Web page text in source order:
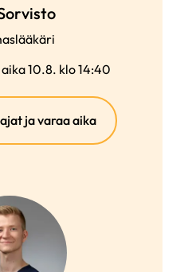
10.8. klo 14:40
ja varaa aika(ulkoinen
linkki)